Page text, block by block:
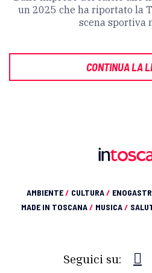
un 2025 che ha riportato la
scena sportiva
CONTINUA LA
AMBIENTE/ CULTURA/
MADE IN TOSCANA/ MUSICA/
Seguici su: